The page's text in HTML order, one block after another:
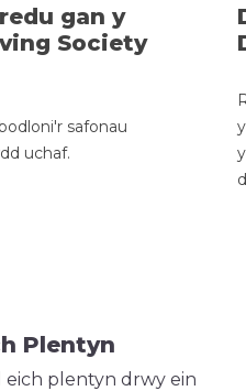
gan y
Society
safonau
uchaf.
Plentyn
plentyn drwy ein